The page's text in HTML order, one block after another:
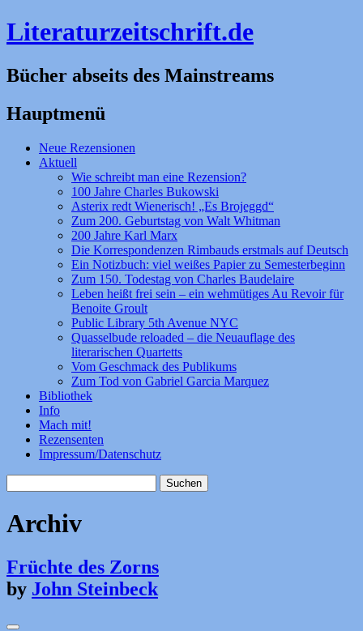
Literaturzeitschrift.de
Bücher abseits des Mainstreams
Hauptmenü
Zum
Inhalt
Neue Rezensionen
Aktuell
Wie schreibt man eine Rezension?
100 Jahre Charles Bukowski
Asterix redt Wienerisch! „Es Brojeggd“
Zum 200. Geburtstag von Walt Whitman
200 Jahre Karl Marx
Die Korrespondenzen Rimbauds erstmals auf Deutsch
Ein Notizbuch: viel weißes Papier zu Semesterbeginn
Zum 150. Todestag von Charles Baudelaire
Leben heißt frei sein – ein wehmütiges Au Revoir für
Benoite Groult
Public Library 5th Avenue NYC
Quasselbude reloaded – die Neuauflage des
literarischen Quartetts
Vom Geschmack des Publikums
Zum Tod von Gabriel Garcia Marquez
Bibliothek
Info
Mach mit!
Rezensenten
Impressum/Datenschutz
nach:
Archiv
Früchte des Zorns
by John Steinbeck